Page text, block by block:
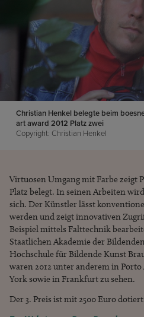
Christian Henkel belegte beim
art award 2012 Platz zwei
Copyright: Christian Henkel
Virtuosen Umgang mit Farbe zeigt
Platz belegt. In seinen Arbeiten
sich. Der Künstler lässt
werden und zeigt innovativen
Beispiel mittels Falttechnik
Staatlichen Akademie der
Hochschule für Bildende Kunst
waren 2012 unter anderem in
York sowie in Frankfurt zu sehen.
Der 3. Preis ist mit 2500 Euro